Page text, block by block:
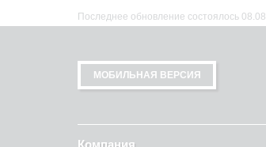
Последнее обновление состоялось
МОБИЛЬНАЯ ВЕРСИЯ